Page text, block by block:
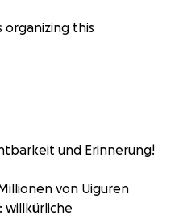
organizing this
und Erinnerung!
von Uiguren
willkürliche